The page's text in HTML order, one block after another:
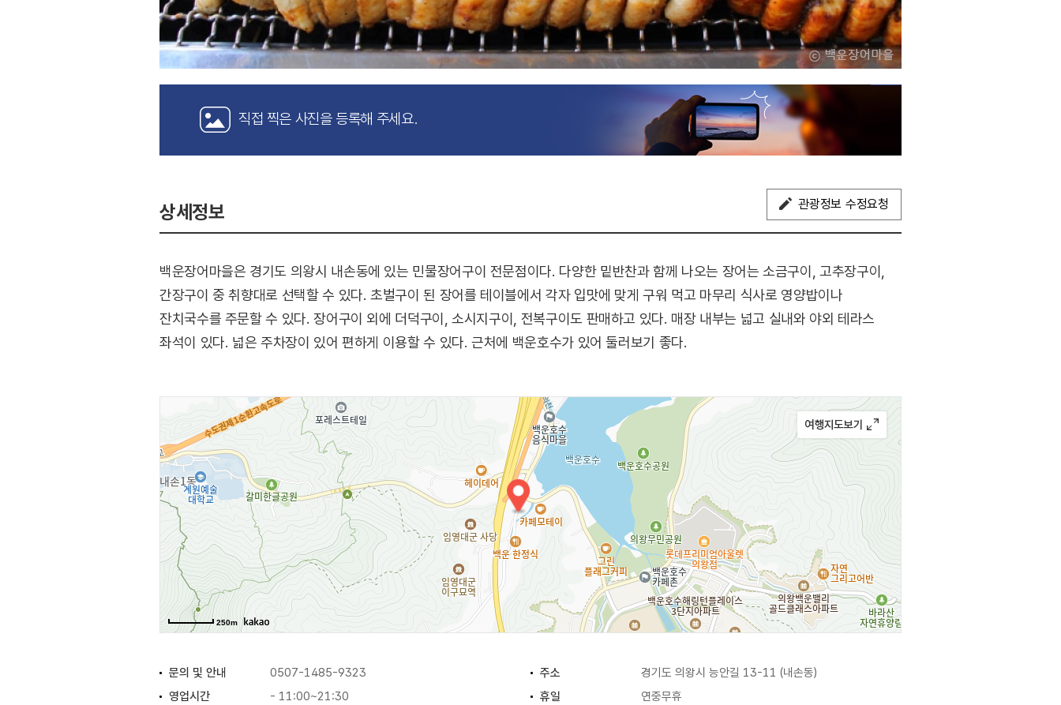
직접 찍은 사진을 등록해 주세요.
상세정보 관광정보 수정요청
백운장어마을은 경기도 의왕시 내손동에 있는 민물장어구이 전문점이다. 다양한 밑반찬과 함께 나오는 장어는 소금구이, 고추장구이,
간장구이 중 취향대로 선택할 수 있다. 초벌구이 된 장어를 테이블에서 각자 입맛에 맞게 구워 먹고 마무리 식사로 영양밥이나
잔치국수를 주문할 수 있다. 장어구이 외에 더덕구이, 소시지구이, 전복구이도 판매하고 있다. 매장 내부는 넓고 실내와 야외 테라스
좌석이 있다. 넓은 주차장이 있어 편하게 이용할 수 있다. 근처에 백운호수가 있어 둘러보기 좋다.
250m
문의 및 안내 0507-1485-9323 주소
경기도 의왕시 능안길 13-11 (내손동)
영업시간
- 11:00~21:30
휴일
연중무휴